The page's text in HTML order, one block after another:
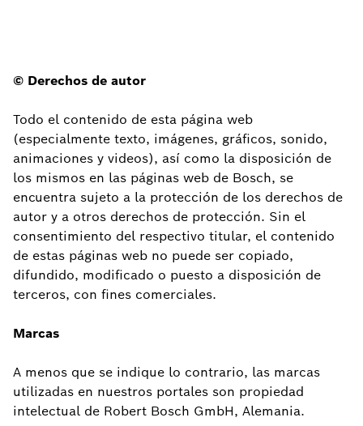
© Derechos de autor
Todo el contenido de esta página web
(especialmente texto, imágenes, gráficos, sonido,
animaciones y videos), así como la disposición de
los mismos en las páginas web de Bosch, se
encuentra sujeto a la protección de los derechos de
autor y a otros derechos de protección. Sin el
consentimiento del respectivo titular, el contenido
de estas páginas web no puede ser copiado,
difundido, modificado o puesto a disposición de
terceros, con fines comerciales.
Marcas
A menos que se indique lo contrario, las marcas
utilizadas en nuestros portales son propiedad
intelectual de Robert Bosch GmbH, Alemania.